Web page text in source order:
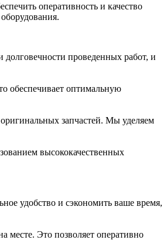
оперативность и качество
проведенных работ, и
обеспечивает оптимальную
запчастей. Мы уделяем
высококачественных
удобство и сэкономить ваше время,
Это позволяет оперативно